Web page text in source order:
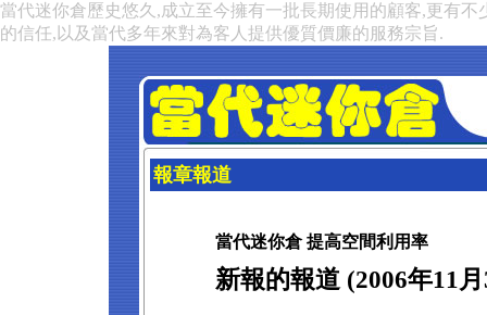
當代迷你倉歷史悠久,成立至今擁有一批長期使用的顧客,更有
的信任,以及當代多年來對為客人提供優質價廉的服務宗旨.
報章報道
當代迷你倉 提高空間利用率
新報的報道 (2006年11